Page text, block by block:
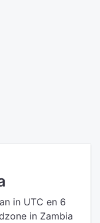
in UTC en 6
in Zambia